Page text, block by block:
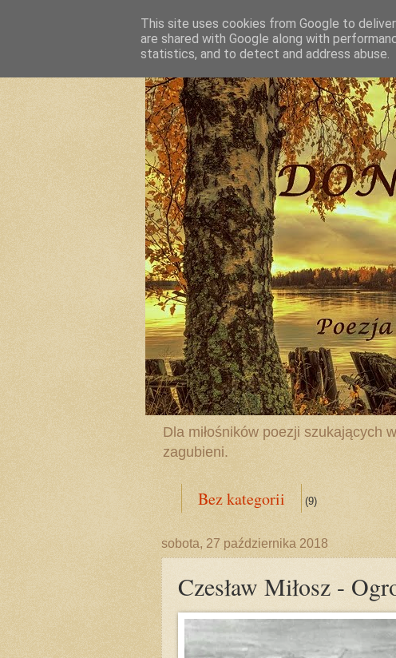
Dla miłośników poezji szukających
zagubieni.
Bez kategorii (9)
sobota, 27 października 2018
Czesław Miłosz -
This site uses cookies from Google to
are shared with Google along with
statistics, and to detect and address abuse.